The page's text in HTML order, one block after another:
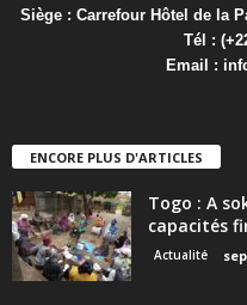
Siège : Carrefour Hôtel de la
Tél :
Email :
ENCORE PLUS D'ARTICLES
Togo : A
capacités
Actualité